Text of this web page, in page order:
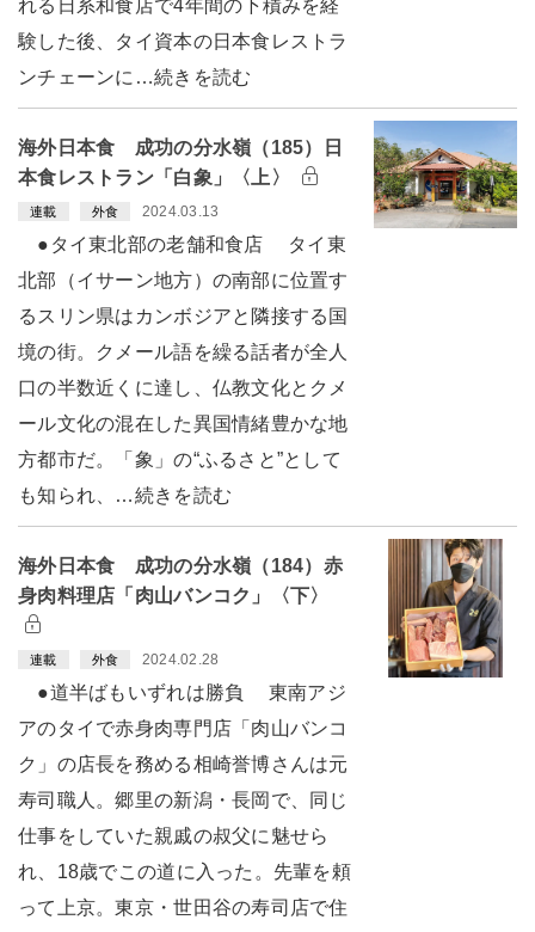
れる日系和食店で4年間の下積みを経
験した後、タイ資本の日本食レストラ
ンチェーンに…続きを読む
海外日本食 成功の分水嶺（185）日
本食レストラン「白象」〈上〉
連載 外食 2024.03.13
●タイ東北部の老舗和食店 タイ東
北部（イサーン地方）の南部に位置す
るスリン県はカンボジアと隣接する国
境の街。クメール語を繰る話者が全人
口の半数近くに達し、仏教文化とクメ
ール文化の混在した異国情緒豊かな地
方都市だ。「象」の“ふるさと”として
も知られ、…続きを読む
海外日本食 成功の分水嶺（184）赤
身肉料理店「肉山バンコク」〈下〉
連載 外食 2024.02.28
●道半ばもいずれは勝負 東南アジ
アのタイで赤身肉専門店「肉山バンコ
ク」の店長を務める相崎誉博さんは元
寿司職人。郷里の新潟・長岡で、同じ
仕事をしていた親戚の叔父に魅せら
れ、18歳でこの道に入った。先輩を頼
って上京。東京・世田谷の寿司店で住